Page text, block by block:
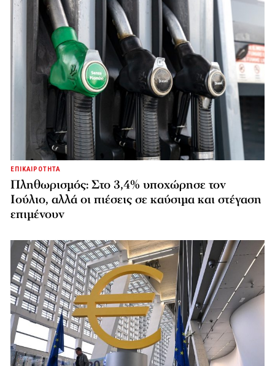
ΕΠΙΚΑΙΡΟΤΗΤΑ
Πληθωρισμός: Στο 3,4% υποχώρησε τον
Ιούλιο, αλλά οι πιέσεις σε καύσιμα και στέγαση
επιμένουν